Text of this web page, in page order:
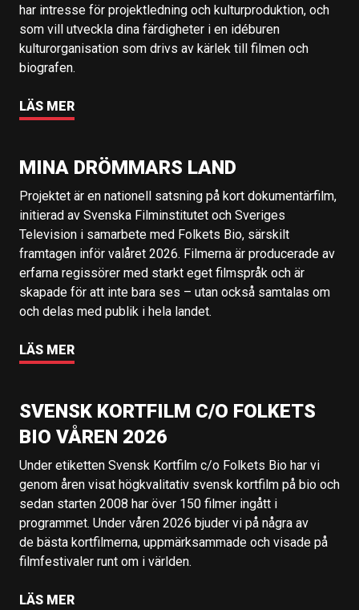
har intresse för projektledning och kulturproduktion, och
som vill utveckla dina färdigheter i en idéburen
kulturorganisation som drivs av kärlek till filmen och
biografen.
LÄS MER
MINA DRÖMMARS LAND
Projektet är en nationell satsning på kort dokumentärfilm,
initierad av Svenska Filminstitutet och Sveriges
Television i samarbete med Folkets Bio, särskilt
framtagen inför valåret 2026. Filmerna är producerade av
erfarna regissörer med starkt eget filmspråk och är
skapade för att inte bara ses – utan också samtalas om
och delas med publik i hela landet.
LÄS MER
SVENSK KORTFILM C/O FOLKETS
BIO VÅREN 2026
Under etiketten Svensk Kortfilm c/o Folkets Bio har vi
genom åren visat högkvalitativ svensk kortfilm på bio och
sedan starten 2008 har över 150 filmer ingått i
programmet. Under våren 2026 bjuder vi på några av
de bästa kortfilmerna, uppmärksammade och visade på
filmfestivaler runt om i världen.
LÄS MER